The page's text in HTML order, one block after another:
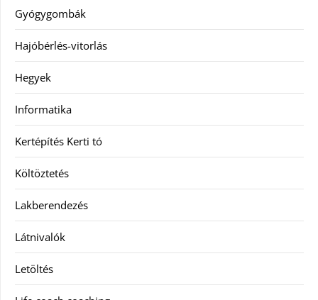
Gyógygombák
Hajóbérlés-vitorlás
Hegyek
Informatika
Kertépítés Kerti tó
Költöztetés
Lakberendezés
Látnivalók
Letöltés